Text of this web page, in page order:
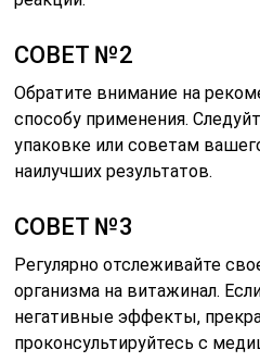
СОВЕТ №2
Обратите внимание на
способу применения.
упаковке или советам
наилучших результатов.
СОВЕТ №3
Регулярно отслеживайте
организма на витажинал.
негативные эффекты,
проконсультируйтесь с